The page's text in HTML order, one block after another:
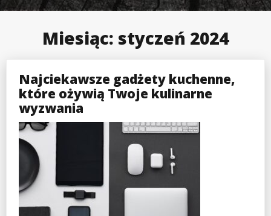
Miesiąc: styczeń 2024
Najciekawsze gadżety kuchenne,
które ożywią Twoje kulinarne
wyzwania